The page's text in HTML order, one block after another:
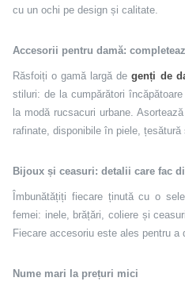
cu un ochi pe design și calitate.
Accesorii pentru damă:
Răsfoiți o gamă largă degenți de
stiluri: de la cumpărători
la modă rucsacuri urbane.
rafinate, disponibile în piele, țesătură
Bijoux și ceasuri: detalii care fac
Îmbunătățiți fiecare ținută cu o
femei: inele, brățări, coliere și
Fiecare accesoriu este ales pentru a
Nume mari la prețuri mici